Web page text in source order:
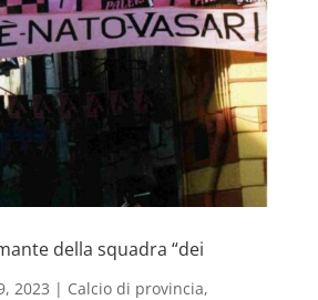
della squadra “dei
2023 | Calcio di provincia,